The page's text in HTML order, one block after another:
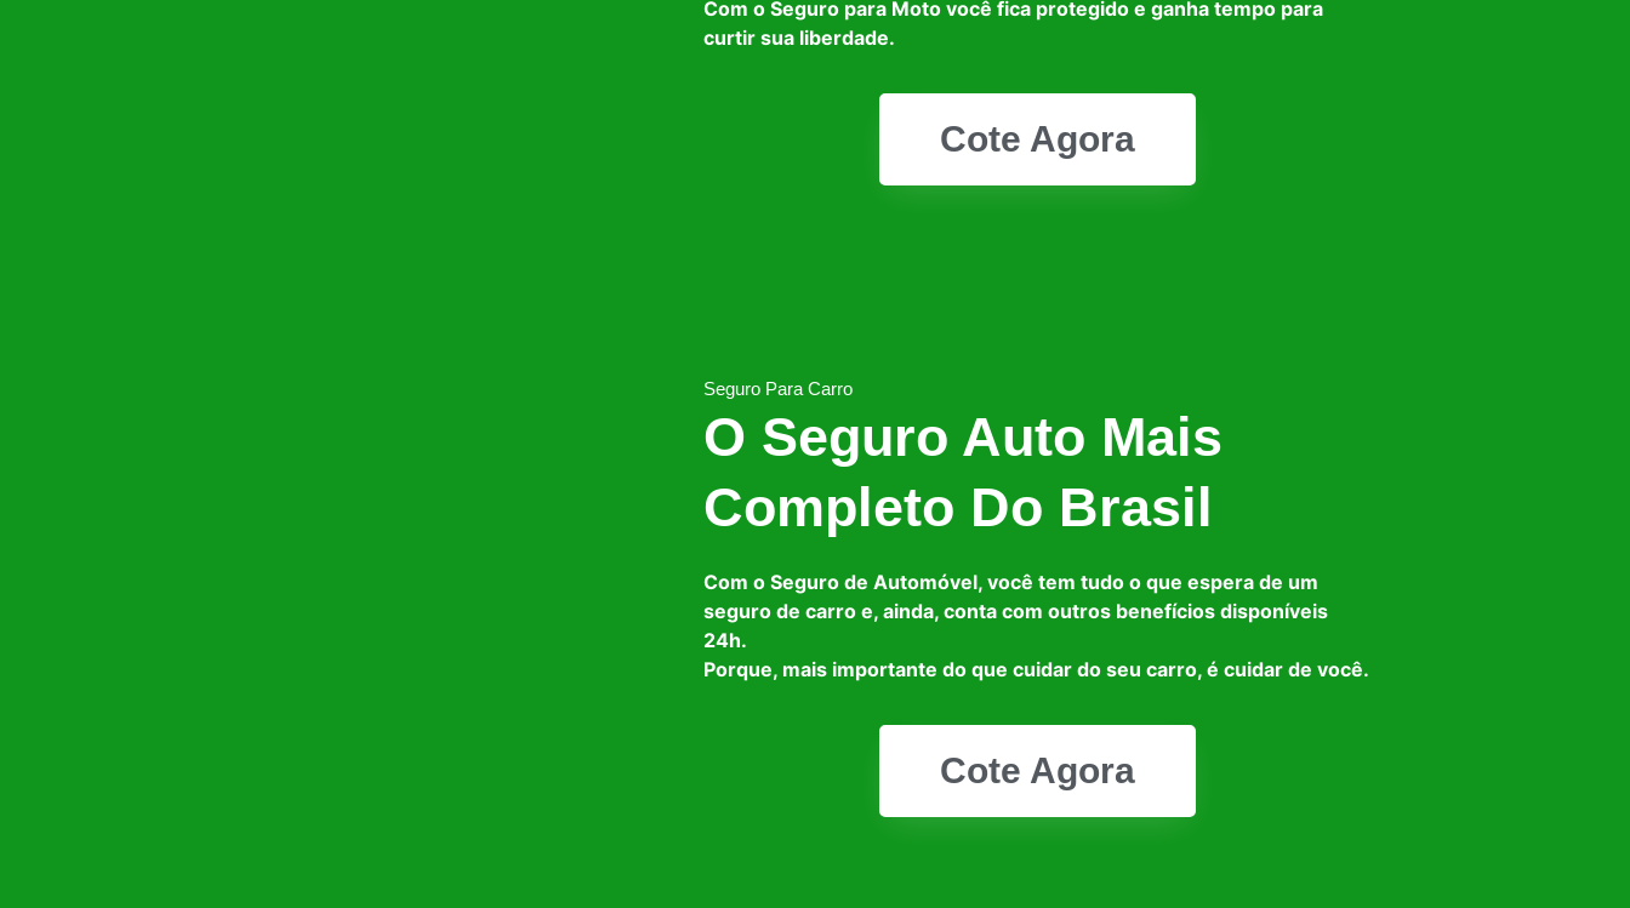
Com o Seguro para Moto você fica protegido e ganha tempo para
curtir sua liberdade.
Cote Agora
Seguro Para Carro
O Seguro Auto Mais
Completo Do Brasil
Com o Seguro de Automóvel, você tem tudo o que espera de um
seguro de carro e, ainda, conta com outros benefícios disponíveis
24h.
Porque, mais importante do que cuidar do seu carro, é cuidar de você.
Cote Agora